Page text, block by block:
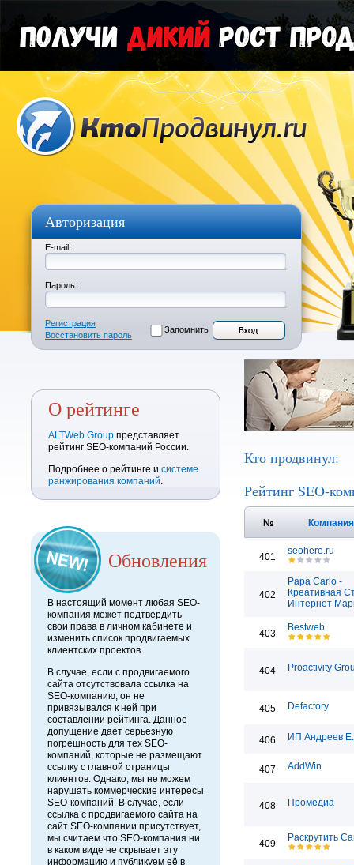
Авторизация
E-mail:
Пароль:
Регистрация
Восстановить пароль
Запомнить
О рейтинге
ALTWeb Group представляет
рейтинг SEO-компаний России.
Подробнее о рейтинге и системе
ранжирования компаний.
Обновления
В настоящий момент любая SEO-
компания может подтвердить
свои права в личном кабинете и
изменить список продвигаемых
клиентских проектов.
В случае, если с продвигаемого
сайта отсутствовала ссылка на
SEO-компанию, он не
привязывался к ней при
составлении рейтинга. Данное
допущение даёт серьёзную
погрешность для тех SEO-
компаний, которые не размещают
ссылку с главной страницы
клиентов. Однако, мы не можем
нарушать коммерческие интересы
SEO-компаний. В случае, если
ссылка с продвигаемого сайта на
сайт SEO-компании присутствует,
мы считаем что SEO-компания ни
в каком виде не скрывает эту
информацию и публикуем её в
Кто продвинул:
Рейтинг SEO-
№
401
seohere.ru
402
Papa Carlo -
Креативная
Интернет
403
Bestweb
404 Proactivity
405 Defactory
406 ИП Андреев
407 AddWin
408 Промедиа
409
Раскрутить